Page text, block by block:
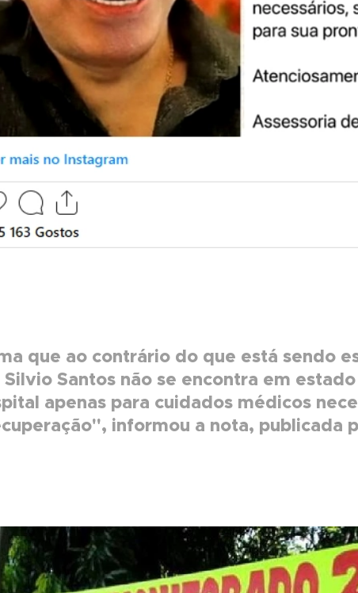
que ao contrário do que está sendo
Santos não se encontra em
apenas para cuidados médicos
informou a nota, publicada